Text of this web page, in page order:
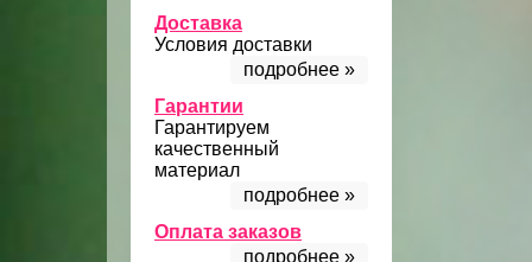
Доставка
Условия доставки
подробнее »
Гарантии
Гарантируем
качественный
материал
подробнее »
Оплата заказов
подробнее »